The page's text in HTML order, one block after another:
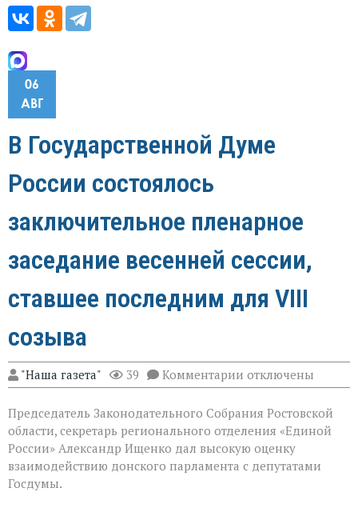
06
АВГ
В Государственной Думе
России состоялось
заключительное пленарное
заседание весенней сессии,
ставшее последним для VIII
созыва
"Наша газета" 39 Комментарии к
записи
Государственной
Думе
состоялось
заключительное
отключены
Председатель Законодательного Собрания Ростовской
области, секретарь регионального отделения «Единой
России» Александр Ищенко дал высокую оценку
взаимодействию донского парламента с депутатами
Госдумы.